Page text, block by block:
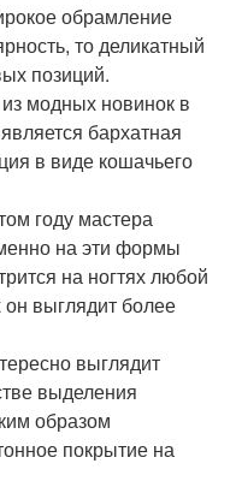
обрамление
то деликатный
позиций.
модных новинок в
бархатная
в виде кошачьего
году мастера
на эти формы
на ногтях любой
выглядит более
выглядит
выделения
образом
покрытие на